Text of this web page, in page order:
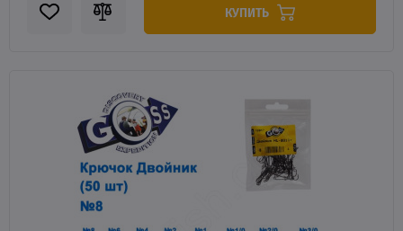
КУПИТЬ